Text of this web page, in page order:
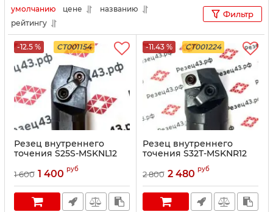
умолчанию цене
названию
рейтингу
Фильтр
-12.5 % CT001154
Резец внутреннего
точения S25S-MSKNL12
1 600 1 400 руб
-11.43 % CT001224
Резец внутреннего
точения S32T-MSKNR12
2 800 2 480 руб